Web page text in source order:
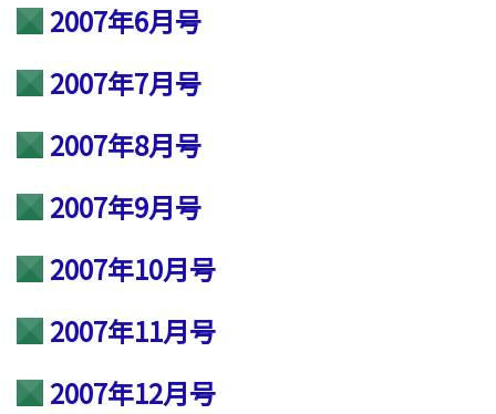
2007年6月号
2007年7月号
2007年8月号
2007年9月号
2007年10月号
2007年11月号
2007年12月号